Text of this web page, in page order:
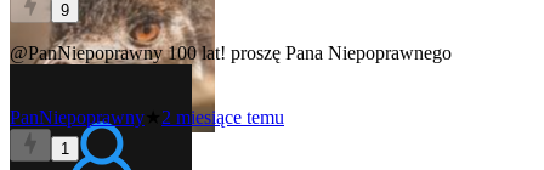
9
@PanNiepoprawny100 lat! proszę Pana Niepoprawnego
PanNiepoprawny 2 miesiące temu
1